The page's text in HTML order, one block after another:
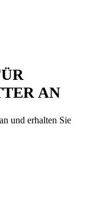
AN
und erhalten Sie